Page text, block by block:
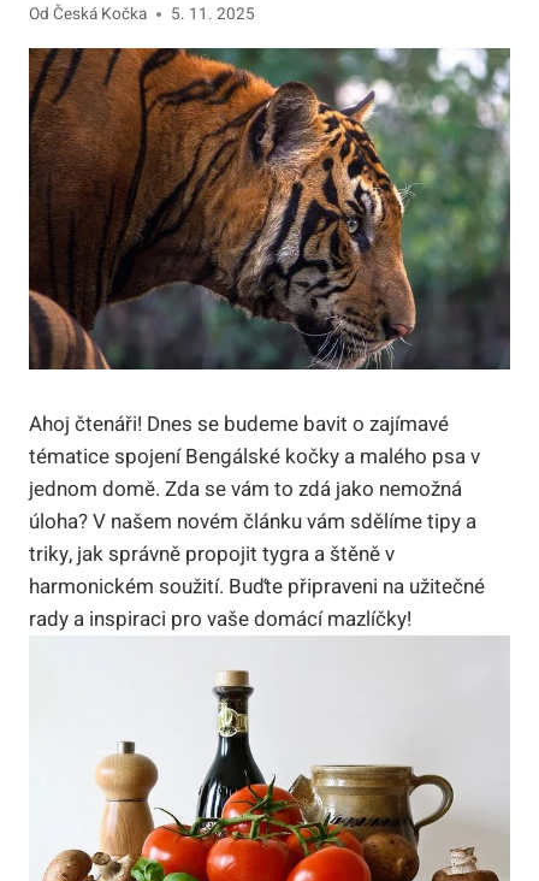
Od Česká Kočka 5. 11. 2025
Ahoj čtenáři! Dnes se budeme bavit o zajímavé
tématice spojení Bengálské kočky a malého psa v
jednom domě. Zda se vám to zdá jako nemožná
úloha? V našem novém článku vám sdělíme tipy a
triky, jak správně propojit tygra a štěně v
harmonickém soužití. Buďte připraveni na užitečné
rady a inspiraci pro vaše domácí mazlíčky!